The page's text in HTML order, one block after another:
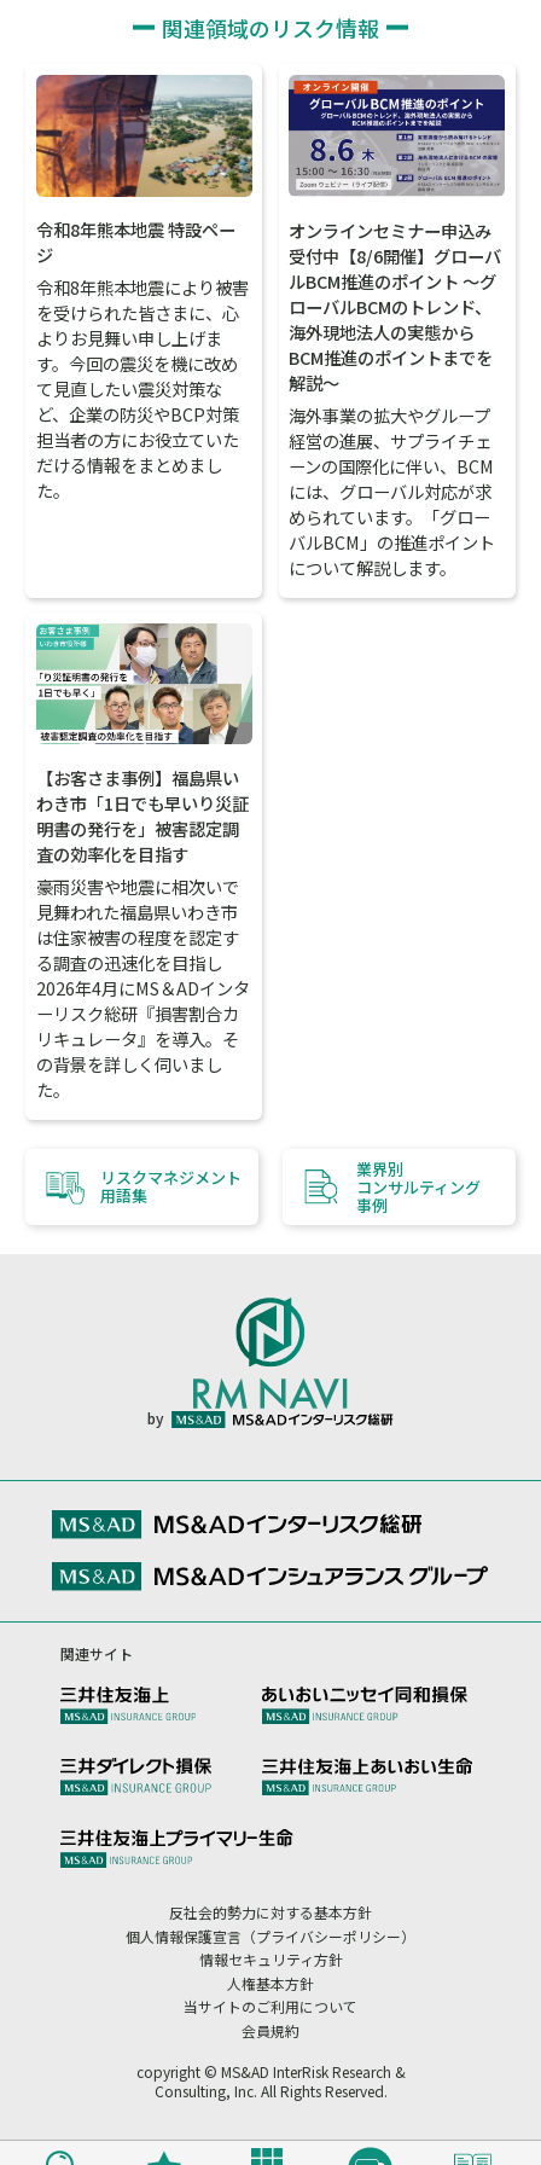
関連領域のリスク情報
令和8年熊本地震 特設ペー
ジ
令和8年熊本地震により被害
を受けられた皆さまに、心
よりお見舞い申し上げま
す。今回の震災を機に改め
て見直したい震災対策な
ど、企業の防災やBCP対策
担当者の方にお役立ていた
だける情報をまとめまし
た。
オンラインセミナー申込み
受付中【8/6開催】グローバ
ルBCM推進のポイント ～グ
ローバルBCMのトレンド、
海外現地法人の実態から
BCM推進のポイントまでを
解説～
海外事業の拡大やグループ
経営の進展、サプライチェ
ーンの国際化に伴い、BCM
には、グローバル対応が求
められています。「グロー
バルBCM」の推進ポイント
について解説します。
【お客さま事例】福島県い
わき市「1日でも早いり災証
明書の発行を」被害認定調
査の効率化を目指す
豪雨災害や地震に相次いで
見舞われた福島県いわき市
は住家被害の程度を認定す
る調査の迅速化を目指し
2026年4月にMS＆ADインタ
ーリスク総研『損害割合カ
リキュレータ』を導入。そ
の背景を詳しく伺いまし
た。
リスクマネジメント
用語集
業界別
コンサルティング
事例
by
関連サイト
反社会的勢力に対する基本方針
個人情報保護宣言（プライバシーポリシー）
情報セキュリティ方針
人権基本方針
当サイトのご利用について
会員規約
copyright © MS&AD InterRisk Research &
Consulting, Inc. All Rights Reserved.